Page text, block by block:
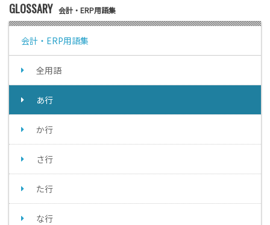
GLOSSARY 会計・ERP用語集
会計・ERP用語集
全用語
あ行
か行
さ行
た行
な行